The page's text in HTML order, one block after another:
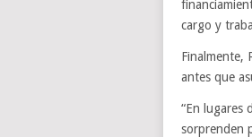
cargo y
Finalmente,
antes que
“En lugares
sorprenden